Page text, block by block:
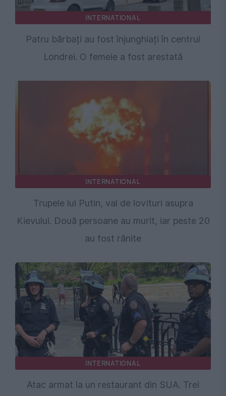
INTERNATIONAL
Patru bărbați au fost înjunghiați în centrul
Londrei. O femeie a fost arestată
INTERNATIONAL
Trupele lui Putin, val de lovituri asupra
Kievului. Două persoane au murit, iar peste 20
au fost rănite
INTERNATIONAL
Atac armat la un restaurant din SUA. Trei